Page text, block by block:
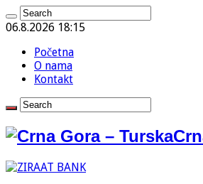
06.8.2026 18:15
Početna
O nama
Kontakt